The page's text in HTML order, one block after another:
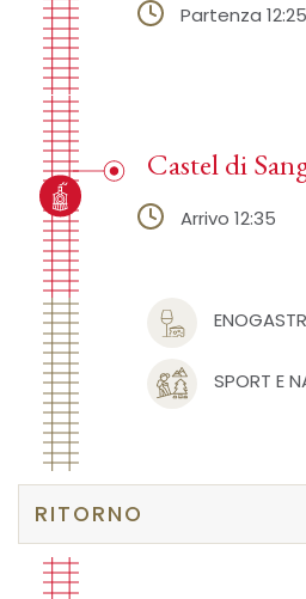
Partenza 12:25
SPORT E
Castel di
Arrivo 12:35
RITORNO